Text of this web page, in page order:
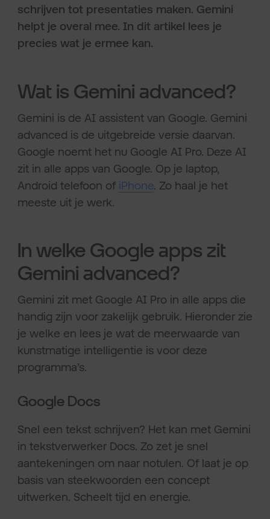
schrijven tot presentaties maken. Gemini
helpt je overal mee. In dit artikel lees je
precies wat je ermee kan.
Wat is Gemini advanced?
Gemini is de AI assistent van Google. Gemini
advanced is de uitgebreide versie daarvan.
Google noemt het nu Google AI Pro. Deze AI
zit in alle apps van Google. Op je laptop,
Android telefoon of iPhone. Zo haal je het
meeste uit je werk.
In welke Google apps zit
Gemini advanced?
Gemini zit met Google AI Pro in alle apps die
handig zijn voor zakelijk gebruik. Hieronder zie
je welke en lees je wat de meerwaarde van
kunstmatige intelligentie is voor deze
programma’s.
Google Docs
Snel een tekst schrijven? Het kan met Gemini
in tekstverwerker Docs. Zo zet je snel
aantekeningen om naar notulen. Of laat je op
basis van steekwoorden een concept
uitwerken. Scheelt tijd en energie.